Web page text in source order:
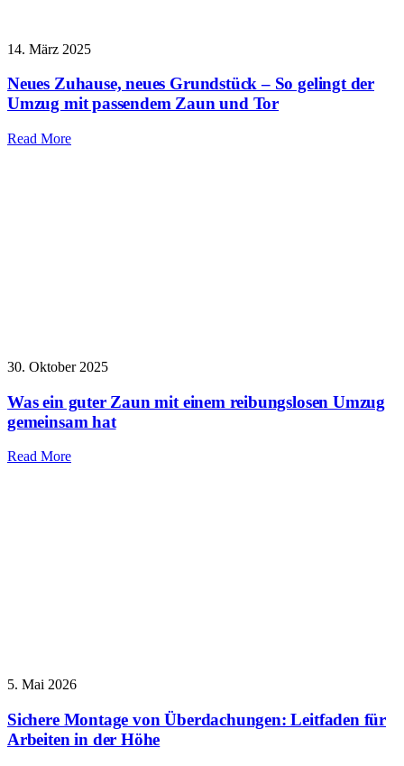
14. März 2025
Neues Zuhause, neues Grundstück – So gelingt der
Umzug mit passendem Zaun und Tor
Read More
30. Oktober 2025
Was ein guter Zaun mit einem reibungslosen Umzug
gemeinsam hat
Read More
5. Mai 2026
Sichere Montage von Überdachungen: Leitfaden für
Arbeiten in der Höhe